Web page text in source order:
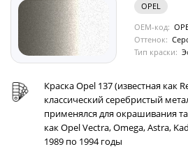
OPEL
OEM-код:
Оттенок:
Тип краски:
Краска Opel 137 (известная как
классический серебристый
применялся для окрашивания
как Opel Vectra, Omega, Astra,
1989 по 1994 годы